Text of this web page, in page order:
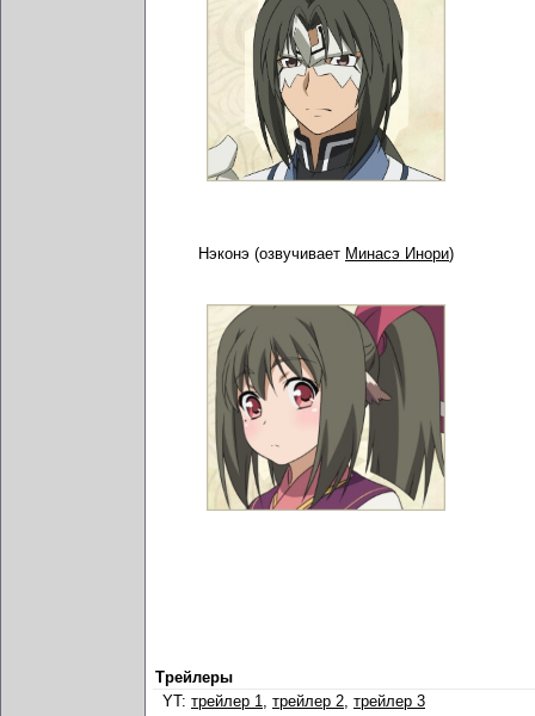
Нэконэ (озвучивает Минасэ Инори)
Трейлеры
YT: трейлер 1, трейлер 2, трейлер 3